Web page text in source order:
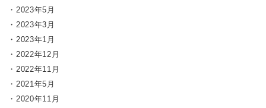
2023年5月
2023年3月
2023年1月
2022年12月
2022年11月
2021年5月
2020年11月